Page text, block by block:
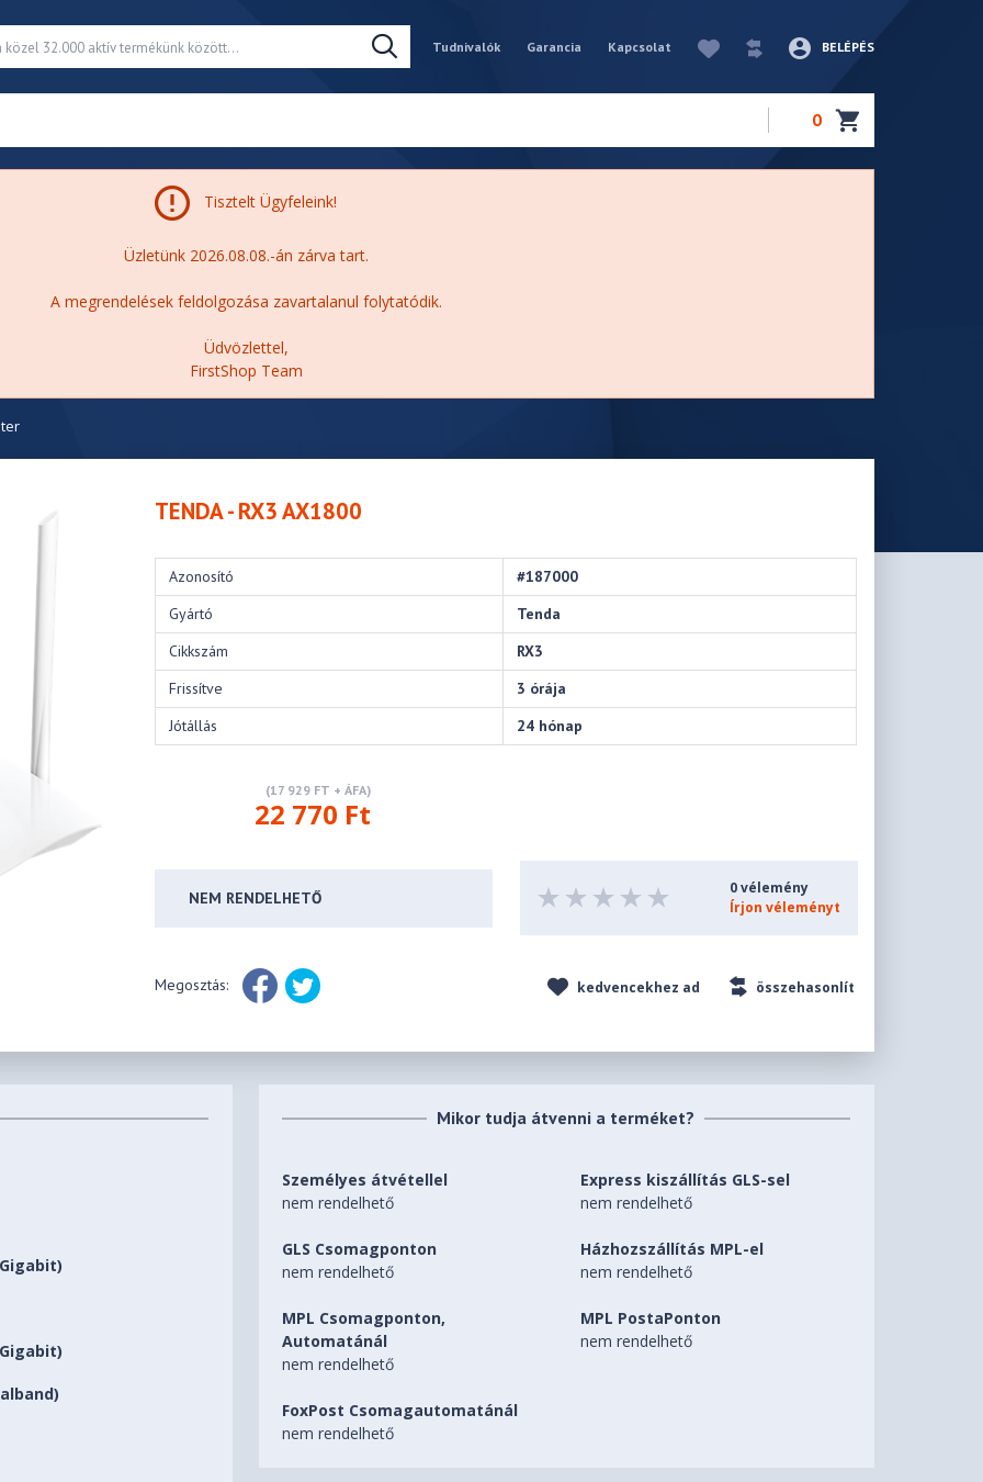
Tudnivalók Garancia Kapcsolat BELÉPÉS
0
Tisztelt Ügyfeleink!
Üzletünk 2026.08.08.-án zárva tart.
A megrendelések feldolgozása zavartalanul folytatódik.
Üdvözlettel,
FirstShop Team
TENDA - RX3 AX1800
Azonosító
#187000
Gyártó
Tenda
Cikkszám
RX3
Frissítve
3 órája
Jótállás
24 hónap
(17 929 FT + ÁFA)
22 770 Ft
NEM RENDELHETŐ
0 vélemény
Írjon véleményt
Megosztás: kedvencekhez ad összehasonlít
Mikor tudja átvenni a terméket?
Személyes átvétellel
nem rendelhető
Express kiszállítás GLS-sel
nem rendelhető
GLS Csomagponton
nem rendelhető
Házhozszállítás MPL-el
nem rendelhető
MPL Csomagponton,
Automatánál
nem rendelhető
MPL PostaPonton
nem rendelhető
FoxPost Csomagautomatánál
nem rendelhető